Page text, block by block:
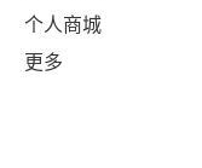
个人商城
更多